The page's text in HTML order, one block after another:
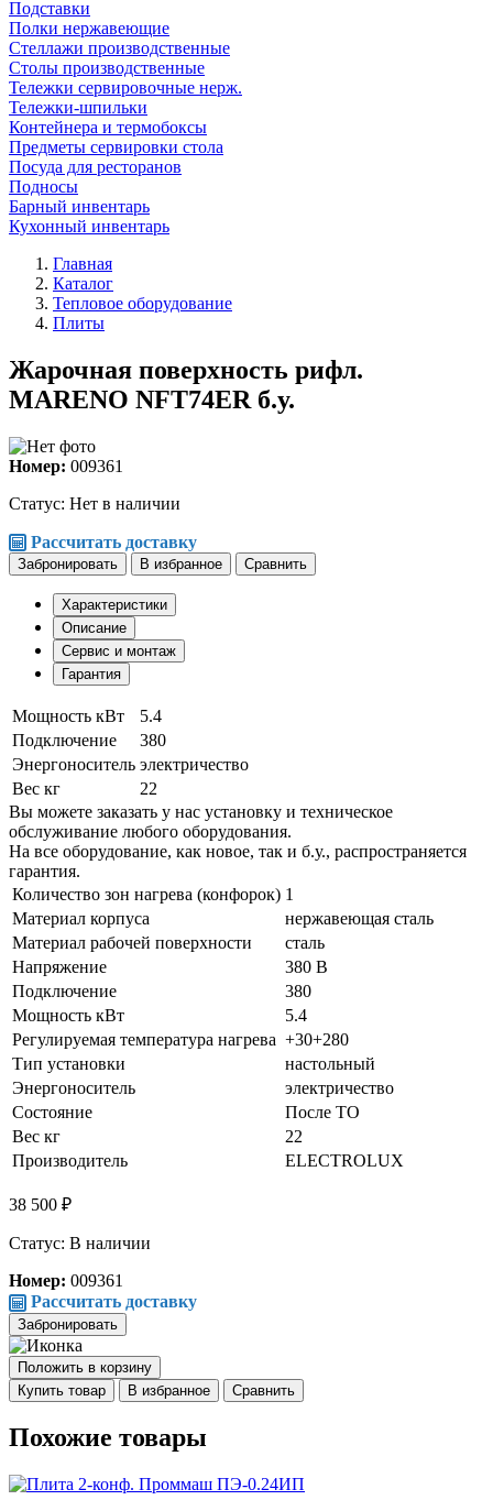
Подставки
Полки нержавеющие
Стеллажи производственные
Столы производственные
Тележки сервировочные нерж.
Тележки-шпильки
Контейнера и термобоксы
Предметы сервировки стола
Посуда для ресторанов
Подносы
Барный инвентарь
Кухонный инвентарь
Главная
Каталог
Тепловое оборудование
Плиты
Жарочная поверхность рифл.
MARENO NFT74ER б.у.
Номер: 009361
Статус: Нет в наличии
Рассчитать доставку
Забронировать В избранное Сравнить
Характеристики
Описание
Сервис и монтаж
Гарантия
Мощность кВт
5.4
Подключение
380
Энергоноситель электричество
Вес кг
22
Вы можете заказать у нас установку и техническое
обслуживание любого оборудования.
На все оборудование, как новое, так и б.у., распространяется
гарантия.
Количество зон нагрева (конфорок) 1
Материал корпуса
нержавеющая сталь
Материал рабочей поверхности
сталь
Напряжение
380 В
Подключение
380
Мощность кВт
5.4
Регулируемая температура нагрева +30+280
Тип установки
настольный
Энергоноситель
электричество
Состояние
После ТО
Вес кг
22
Производитель
ELECTROLUX
38 500 ₽
Статус: В наличии
Номер: 009361
Рассчитать доставку
Забронировать
Положить в корзину
Купить товар
В избранное Сравнить
Похожие товары